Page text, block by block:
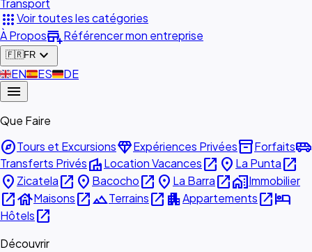
Transport
appsVoir toutes les catégories
À Proposadd_businessRéférencer mon entreprise
🇫🇷FR expand_more
🇬🇧EN🇪🇸ES🇩🇪DE
menu
Que Faire
exploreTours et ExcursionsdiamondExpériences Privéesinventory_2Forfaitsairport_shuttle
Transferts PrivésvillaLocation Vacancesopen_in_new place La Puntaopen_in_new
place Zicatelaopen_in_new place Bacochoopen_in_new place La Barraopen_in_newhome_workImmobilier
open_in_newhouseMaisonsopen_in_newlandscapeTerrainsopen_in_new apartmentAppartementsopen_in_newhotel
Hôtelsopen_in_new
Découvrir